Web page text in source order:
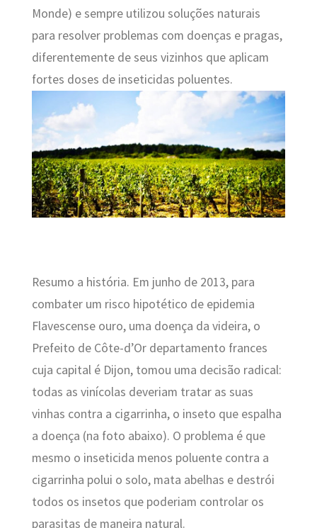
Monde) e sempre utilizou soluções naturais
para resolver problemas com doenças e pragas,
diferentemente de seus vizinhos que aplicam
fortes doses de inseticidas poluentes.
Resumo a história. Em junho de 2013, para
combater um risco hipotético de epidemia
Flavescense ouro, uma doença da videira, o
Prefeito de Côte-d’Or departamento frances
cuja capital é Dijon, tomou uma decisão radical:
todas as vinícolas deveriam tratar as suas
vinhas contra a cigarrinha, o inseto que espalha
a doença (na foto abaixo). O problema é que
mesmo o inseticida menos poluente contra a
cigarrinha polui o solo, mata abelhas e destrói
todos os insetos que poderiam controlar os
parasitas de maneira natural.